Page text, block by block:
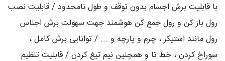
با قابلیت برش اجسام بدون توقف و طول نامحدود / قابلیت نصب
رول باز کن و رول جمع کن هوشمند جهت سهولت برش اجناس
رول مانند استیکر ، چرم و پارچه و ... / توانایی برش کامل ،
سوراخ کردن ، خط تا و همچنین نیم تیغ کردن / قابلیت تنظیم